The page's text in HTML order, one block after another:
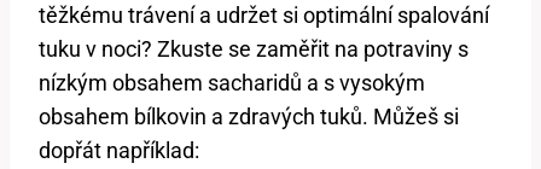
těžkému trávení a udržet si optimální spalování
tuku v noci? Zkuste se zaměřit na potraviny s
nízkým obsahem sacharidů a s vysokým
obsahem bílkovin a zdravých tuků. Můžeš si
dopřát například: